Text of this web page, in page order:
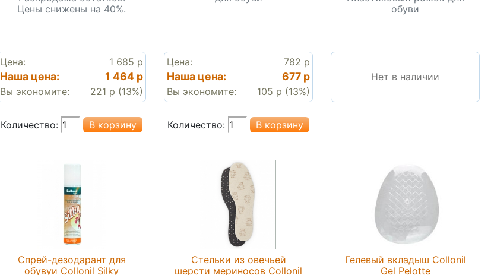
Цены снижены на 40%.
Цена: 1 685 р
Наша цена: 1 464 р
Вы экономите: 221 р (13%)
Количество:
Цена: 782 р
Наша цена: 677 р
Вы экономите: 105 р (13%)
Количество:
обуви
Нет в наличии
Спрей-дезодарант для
обувуи Collonil Silky
Стельки из овечьей
шерсти мериносов Collonil
Гелевый вкладыш Collonil
Gel Pelotte